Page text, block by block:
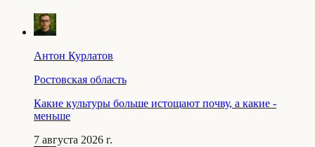
Антон Курлатов
Ростовская область
Какие культуры больше истощают почву, а какие -
меньше
7 августа 2026 г.